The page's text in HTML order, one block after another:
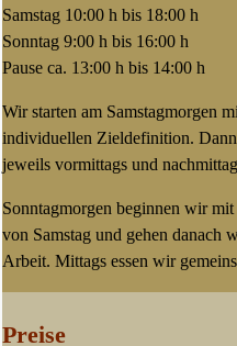
Samstag 10:00 h bis 18:00 h
Sonntag 9:00 h bis 16:00 h
Pause ca. 13:00 h bis 14:00 h
Wir starten am Samstagmorgen
individuellen Zieldefinition.
jeweils vormittags und
Sonntagmorgen beginnen wir
von Samstag und gehen danach
Arbeit. Mittags essen wir
Preise